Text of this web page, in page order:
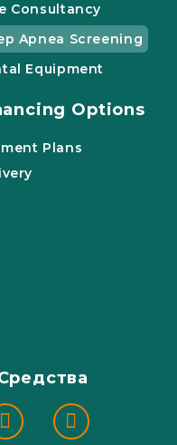
Consultancy
Apnea Screening
Equipment
Options
Plans